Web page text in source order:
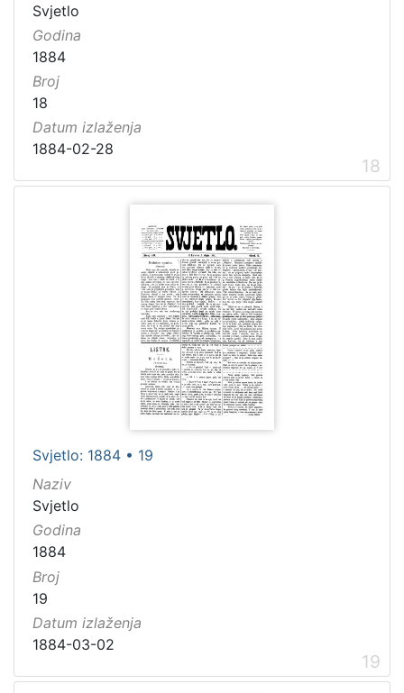
Svjetlo
Godina
1884
Broj
18
Datum izlaženja
1884-02-28
18
Svjetlo: 1884 • 19
Naziv
Svjetlo
Godina
1884
Broj
19
Datum izlaženja
1884-03-02
19